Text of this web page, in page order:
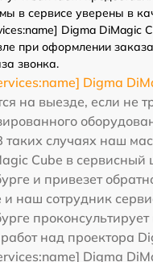
в сервисе уверены в
Digma DiMagic
при оформлении
звонка.
Digma
на выезде, если не
таких случаях наш
Cube в сервисный
и привезет
и наш сотрудник
проконсультирует
работ над проектора
Digma